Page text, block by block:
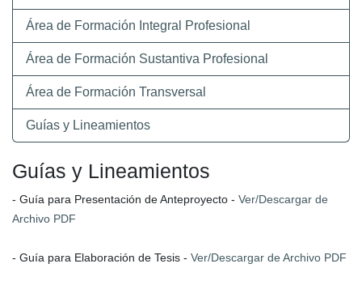
Área de Formación Integral Profesional
Área de Formación Sustantiva Profesional
Área de Formación Transversal
Guías y Lineamientos
Guías y Lineamientos
- Guía para Presentación de Anteproyecto - Ver/Descargar de
Archivo PDF
- Guía para Elaboración de Tesis - Ver/Descargar de Archivo PDF